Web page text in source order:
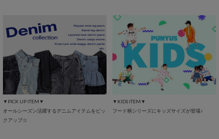
▼PICK UP ITEM▼
オールシーズン活躍するデニムアイテムをピッ
クアップ☆
▼KIDS ITEM▼
フード柄シリーズにキッズサイズが登場♪